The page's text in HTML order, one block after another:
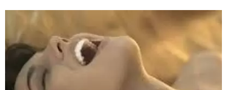
GRAN HERMANO
SALUD
DEPORTES
TECNOLOGÍA